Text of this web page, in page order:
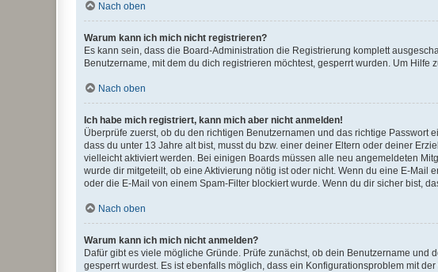
Nach oben
Warum kann ich mich nicht registrieren?
Es kann sein, dass die Board-Administration die Registrierung komplett
Benutzername, mit dem du dich registrieren möchtest, gesperrt wurden. Um Hilfe
Nach oben
Ich habe mich registriert, kann mich aber nicht anmelden!
Überprüfe zuerst, ob du den richtigen Benutzernamen und das richtige
dass du unter 13 Jahre alt bist, musst du bzw. einer deiner Eltern oder deiner
vielleicht aktiviert werden. Bei einigen Boards müssen alle neu angemeldeten
wurde dir mitgeteilt, ob eine Aktivierung nötig ist oder nicht. Wenn du eine E-
oder die E-Mail von einem Spam-Filter blockiert wurde. Wenn du dir sicher bist,
Nach oben
Warum kann ich mich nicht anmelden?
Dafür gibt es viele mögliche Gründe. Prüfe zunächst, ob dein Benutzername
gesperrt wurdest. Es ist ebenfalls möglich, dass ein Konfigurationsproblem mit